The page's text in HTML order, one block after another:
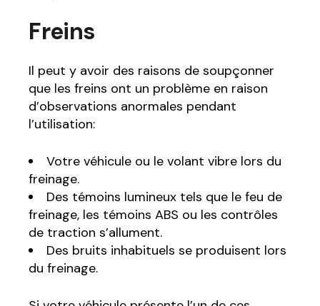
Freins
Il peut y avoir des raisons de soupçonner
que les freins ont un problème en raison
d’observations anormales pendant
l’utilisation:
Votre véhicule ou le volant vibre lors du
freinage.
Des témoins lumineux tels que le feu de
freinage, les témoins ABS ou les contrôles
de traction s’allument.
Des bruits inhabituels se produisent lors
du freinage.